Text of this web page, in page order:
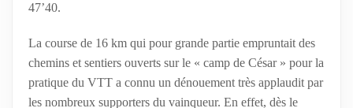
47’40.
La course de 16 km qui pour grande partie empruntait des
chemins et sentiers ouverts sur le « camp de César » pour la
pratique du VTT a connu un dénouement très applaudit par
les nombreux supporters du vainqueur. En effet, dès le